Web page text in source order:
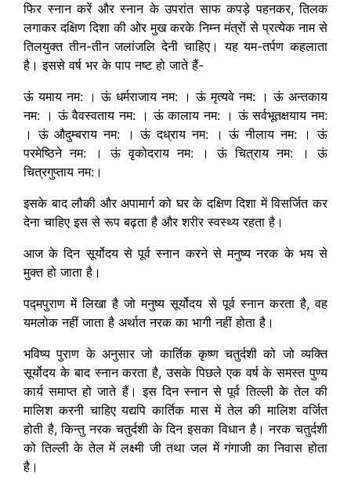
फिर स्नान करें और स्नान के उपरांत साफ कपड़े पहनकर, तिलक
लगाकर दक्षिण दिशा की ओर मुख करके निम्न मंत्रों से प्रत्येक नाम से
तिलयुक्त तीन-तीन जलांजलि देनी चाहिए। यह यम-तर्पण कहलाता
है। इससे वर्ष भर के पाप नष्ट हो जाते हैं-
ऊं यमाय नम: । ऊं धर्मराजाय नम: । ऊं मृत्यवे नम: । ऊं अन्तकाय
नम: । ऊं वैवस्वताय नम: । ऊं कालाय नम: । ऊं सर्वभूतक्षयाय नम:
। ऊं औदुम्बराय नम: । ऊं दध्राय नम: । ऊं नीलाय नम: । ऊं
परमेष्ठिने नम: । ऊं वृकोदराय नम: । ऊं चित्राय नम: । ऊं
चित्रगुप्ताय नम:।
इसके बाद लौकी और अपामार्ग को घर के दक्षिण दिशा में विसर्जित कर
देना चाहिए इस से रूप बढ़ता है और शरीर स्वस्थ्य रहता है।
आज के दिन सूर्योदय से पूर्व स्नान करने से मनुष्य नरक के भय से
मुक्त हो जाता है।
पद्मपुराण में लिखा है जो मनुष्य सूर्योदय से पूर्व स्नान करता है, वह
यमलोक नहीं जाता है अर्थात नरक का भागी नहीं होता है।
भविष्य पुराण के अनुसार जो कार्तिक कृष्ण चतुर्दशी को जो व्यक्ति
सूर्योदय के बाद स्नान करता है, उसके पिछले एक वर्ष के समस्त पुण्य
कार्य समाप्त हो जाते हैं। इस दिन स्नान से पूर्व तिल्ली के तेल की
मालिश करनी चाहिए यद्यपि कार्तिक मास में तेल की मालिश वर्जित
होती है, किन्तु नरक चतुर्दशी के दिन इसका विधान है। नरक चतुर्दशी
को तिल्ली के तेल में लक्ष्मी जी तथा जल में गंगाजी का निवास होता
है।